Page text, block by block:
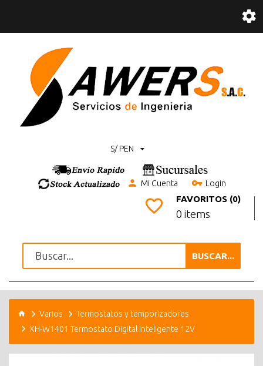
S/ PEN
Mi Cuenta Login
FAVORITOS (0)
0 items
BUSCAR...
Varios
Termostatos y temporizadores
XH-W1401 Termostato Digital Inteligente 12V